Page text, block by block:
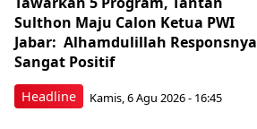
Headline
Sulthon Maju Calon Ketua PWI
Jabar: Alhamdulillah Responsnya
Sangat Positif
Kamis, 6 Agu 2026 - 16:45